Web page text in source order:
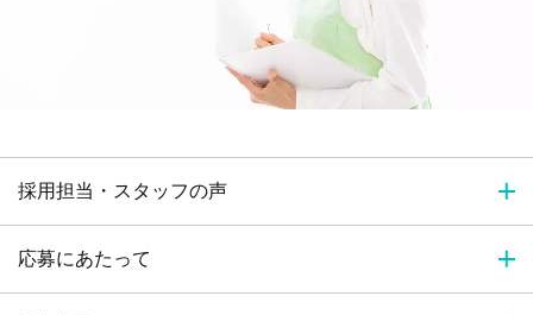
採用担当・スタッフの声
応募にあたって